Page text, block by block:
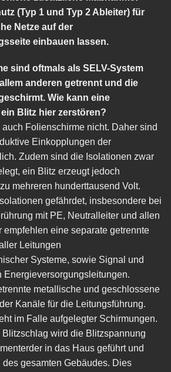
(Typ 1 und Typ 2 Ableiter) für
Netze auf der
einbauen lassen.
sind oftmals als SELV-System
anderen getrennt und die
Wie kann eine
Blitz hier zerstören?
auch Folienschirme nicht. Daher sind
Einkopplungen der
Zudem sind die Isolationen zwar
ein Blitz erzeugt jedoch
mehreren hunderttausend Volt.
gefährdet, insbesondere bei
mit PE, Neutralleiter und allen
empfehlen eine separate getrennte
Leitungen
Systeme, sowie Signal und
Energieversorgungsleitungen.
metallische und geschlossene
Kanäle für die Leitungsführung.
im Falle aufgelegter Schirmungen.
Blitzschlag wird die Blitzspannung
in das Haus geführt und
gesamten Gebäudes. Dies